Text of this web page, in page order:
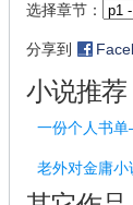
选择章节：
分享到
小说推荐
一份个人书
老外对金庸